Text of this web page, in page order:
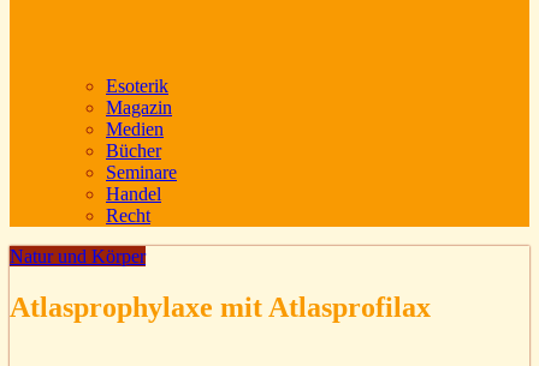
Esoterik
Magazin
Medien
Bücher
Seminare
Handel
Recht
Natur und Körper
Atlasprophylaxe mit Atlasprofilax